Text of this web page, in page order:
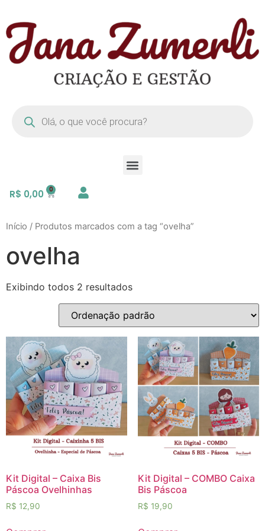
R$ 0,00
Início / Produtos marcados com a tag “ovelha”
ovelha
Exibindo todos 2 resultados
Kit Digital – Caixa Bis
Páscoa Ovelhinhas
R$ 12,90
Kit Digital – COMBO Caixa
Bis Páscoa
R$ 19,90